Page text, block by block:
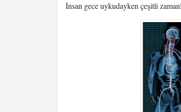
İnsan gece uykudayken çeşitli